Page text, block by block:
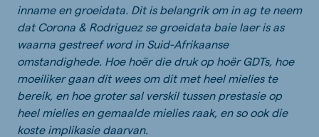
inname en groeidata. Dit is belangrik om in ag te neem
dat Corona & Rodriguez se groeidata baie laer is as
waarna gestreef word in Suid-Afrikaanse
omstandighede. Hoe hoër die druk op hoër GDTs, hoe
moeiliker gaan dit wees om dit met heel mielies te
bereik, en hoe groter sal verskil tussen prestasie op
heel mielies en gemaalde mielies raak, en so ook die
koste implikasie daarvan.